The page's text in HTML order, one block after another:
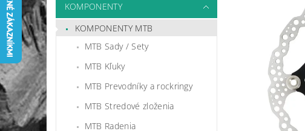
KOMPONENTY
KOMPONENTY MTB
MTB Sady / Sety
MTB Kľuky
MTB Prevodníky a rockringy
MTB Stredové zloženia
MTB Radenia